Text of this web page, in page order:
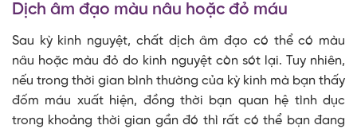
Dịch âm đạo màu nâu hoặc đỏ máu
Sau kỳ kinh nguyệt, chất dịch âm đạo có thể có màu
nâu hoặc màu đỏ do kinh nguyệt còn sót lại. Tuy nhiên,
nếu trong thời gian bình thường của kỳ kinh mà bạn thấy
đốm máu xuất hiện, đồng thời bạn quan hệ tình dục
trong khoảng thời gian gần đó thì rất có thể bạn đang